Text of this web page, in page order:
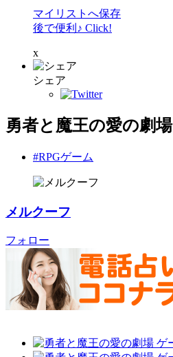
マイリストへ保存
後で便利♪ Click!
x
シェア
勇者と魔王の愛の劇場
#RPGゲーム
メルクーフ
フォロー